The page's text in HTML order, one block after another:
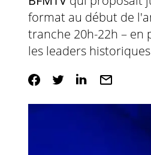
format au début de
tranche 20h-22h – en
les leaders